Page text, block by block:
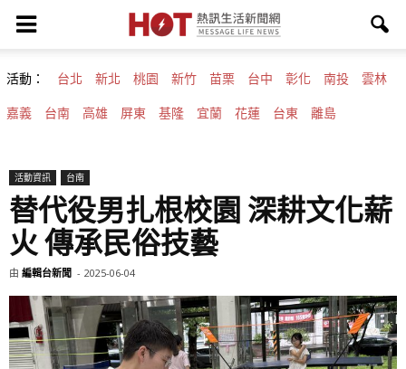
活動： 台北 新北 桃園 新竹 苗栗 台中 彰化 南投 雲林
嘉義 台南 高雄 屏東 基隆 宜蘭 花蓮 台東 離島
活動資訊 台南
替代役男扎根校園 深耕文化薪
火 傳承民俗技藝
由 編輯台新聞 - 2025-06-04